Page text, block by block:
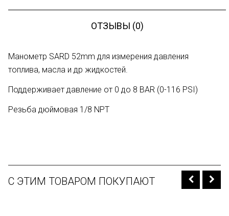
ОТЗЫВЫ (0)
Манометр SARD 52mm для измерения давления
топлива, масла и др жидкостей.
Поддерживает давление от 0 до 8 BAR (0-116 PSI)
Резьба дюймовая 1/8 NPT
С ЭТИМ ТОВАРОМ ПОКУПАЮТ